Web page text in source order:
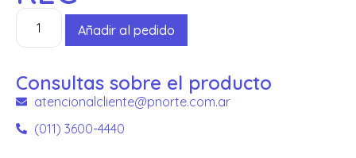
Añadir al pedido
Consultas sobre el producto
atencionalcliente@pnorte.com.ar
(011) 3600-4440